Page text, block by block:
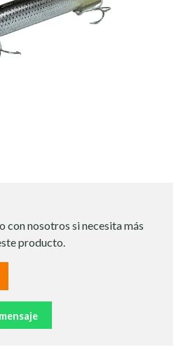
con nosotros si necesita más
producto.